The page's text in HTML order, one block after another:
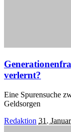
verlernt?
Eine Spurensuche
Geldsorgen
Posted
Redaktion 31.